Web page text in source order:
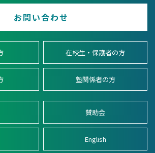
お問い合わせ
在校生・保護者の方
塾関係者の方
賛助会
English